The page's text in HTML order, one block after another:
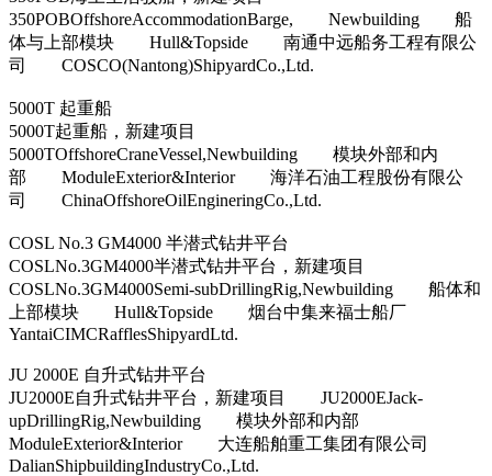
350POBOffshoreAccommodationBarge, Newbuilding 船
体与上部模块 Hull&Topside 南通中远船务工程有限公
司 COSCO(Nantong)ShipyardCo.,Ltd.
5000T 起重船
5000T起重船，新建项目
5000TOffshoreCraneVessel,Newbuilding 模块外部和内
部 ModuleExterior&Interior 海洋石油工程股份有限公
司 ChinaOffshoreOilEngineringCo.,Ltd.
COSL No.3 GM4000 半潜式钻井平台
COSLNo.3GM4000半潜式钻井平台，新建项目
COSLNo.3GM4000Semi-subDrillingRig,Newbuilding 船体和
上部模块 Hull&Topside 烟台中集来福士船厂
YantaiCIMCRafflesShipyardLtd.
JU 2000E 自升式钻井平台
JU2000E自升式钻井平台，新建项目 JU2000EJack-
upDrillingRig,Newbuilding 模块外部和内部
ModuleExterior&Interior 大连船舶重工集团有限公司
DalianShipbuildingIndustryCo.,Ltd.